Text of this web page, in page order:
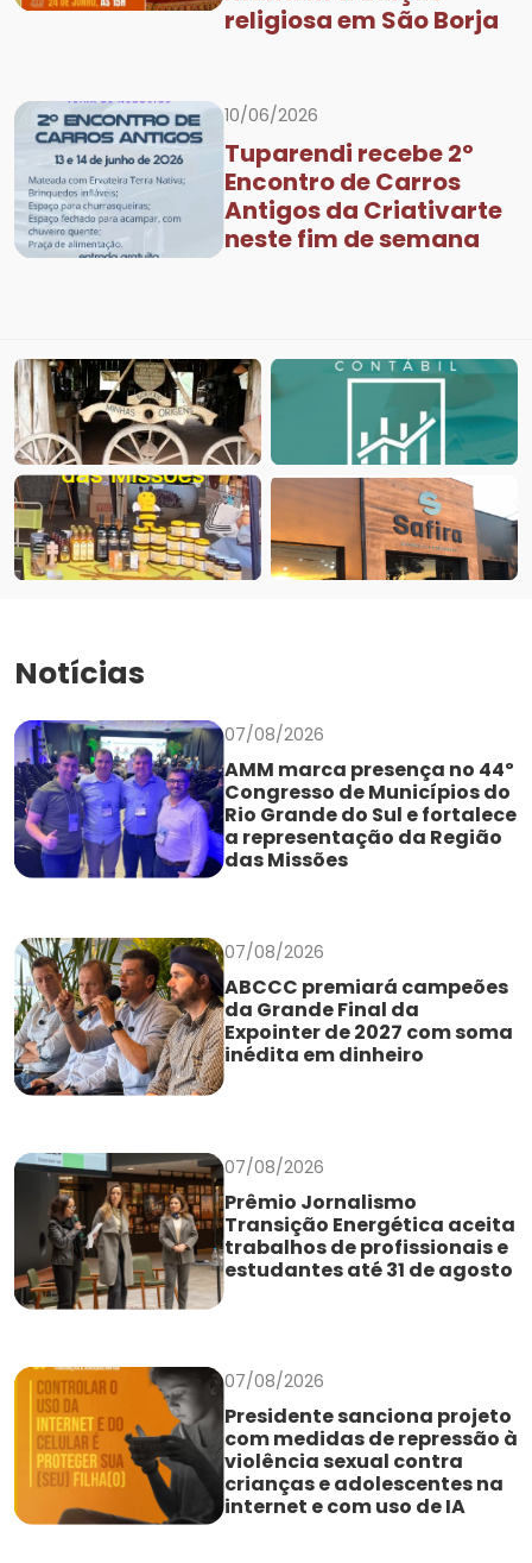
religiosa em São Borja
10/06/2026
Tuparendi recebe 2º
Encontro de Carros
Antigos da Criativarte
neste fim de semana
Notícias
07/08/2026
AMM marca presença no 44º
Congresso de Municípios do
Rio Grande do Sul e fortalece
a representação da Região
das Missões
07/08/2026
ABCCC premiará campeões
da Grande Final da
Expointer de 2027 com soma
inédita em dinheiro
07/08/2026
Prêmio Jornalismo
Transição Energética aceita
trabalhos de profissionais e
estudantes até 31 de agosto
07/08/2026
Presidente sanciona projeto
com medidas de repressão à
violência sexual contra
crianças e adolescentes na
internet e com uso de IA